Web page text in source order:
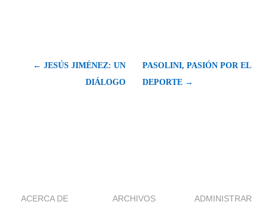
← JESÚS JIMÉNEZ: UN
DIÁLOGO
PASOLINI, PASIÓN POR EL
DEPORTE →
ACERCA DE ARCHIVOS ADMINISTRAR